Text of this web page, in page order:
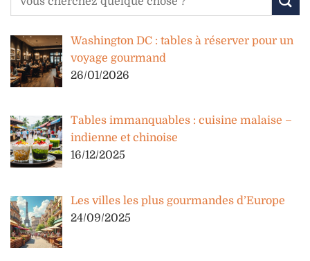
Washington DC : tables à réserver pour un
voyage gourmand
26/01/2026
Tables immanquables : cuisine malaise –
indienne et chinoise
16/12/2025
Les villes les plus gourmandes d’Europe
24/09/2025